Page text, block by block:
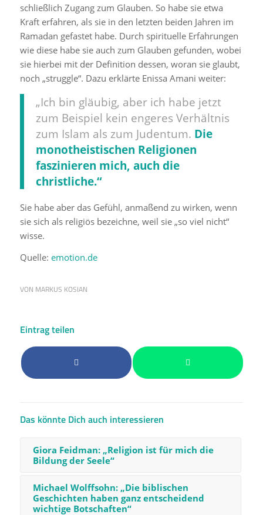
schließlich Zugang zum Glauben. So habe sie etwa
Kraft erfahren, als sie in den letzten beiden Jahren im
Ramadan gefastet habe. Durch spirituelle Erfahrungen
wie diese habe sie auch zum Glauben gefunden, wobei
sie hierbei mit der Definition dessen, woran sie glaubt,
noch „struggle“. Dazu erklärte Enissa Amani weiter:
„Ich bin gläubig, aber ich habe jetzt
zum Beispiel kein engeres Verhältnis
zum Islam als zum Judentum. Die
monotheistischen Religionen
faszinieren mich, auch die
christliche.“
Sie habe aber das Gefühl, anmaßend zu wirken, wenn
sie sich als religiös bezeichne, weil sie „so viel nicht“
wisse.
Quelle: emotion.de
VON MARKUS KOSIAN
Eintrag teilen
Das könnte Dich auch interessieren
Giora Feidman: „Religion ist für mich die
Bildung der Seele“
Michael Wolffsohn: „Die biblischen
Geschichten haben ganz entscheidend
wichtige Botschaften“